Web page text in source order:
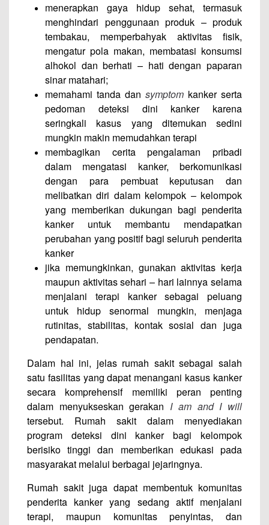
menerapkan gaya hidup sehat, termasuk
menghindari penggunaan produk – produk
tembakau, memperbahyak aktivitas fisik,
mengatur pola makan, membatasi konsumsi
alhokol dan berhati – hati dengan paparan
sinar matahari;
memahami tanda dan symptom kanker serta
pedoman deteksi dini kanker karena
seringkali kasus yang ditemukan sedini
mungkin makin memudahkan terapi
membagikan cerita pengalaman pribadi
dalam mengatasi kanker, berkomunikasi
dengan para pembuat keputusan dan
melibatkan diri dalam kelompok – kelompok
yang memberikan dukungan bagi penderita
kanker untuk membantu mendapatkan
perubahan yang positif bagi seluruh penderita
kanker
jika memungkinkan, gunakan aktivitas kerja
maupun aktivitas sehari – hari lainnya selama
menjalani terapi kanker sebagai peluang
untuk hidup senormal mungkin, menjaga
rutinitas, stabilitas, kontak sosial dan juga
pendapatan.
Dalam hal ini, jelas rumah sakit sebagai salah
satu fasilitas yang dapat menangani kasus kanker
secara komprehensif memiliki peran penting
dalam menyukseskan gerakan I am and I will
tersebut. Rumah sakit dalam menyediakan
program deteksi dini kanker bagi kelompok
berisiko tinggi dan memberikan edukasi pada
masyarakat melalui berbagai jejaringnya.
Rumah sakit juga dapat membentuk komunitas
penderita kanker yang sedang aktif menjalani
terapi, maupun komunitas penyintas, dan